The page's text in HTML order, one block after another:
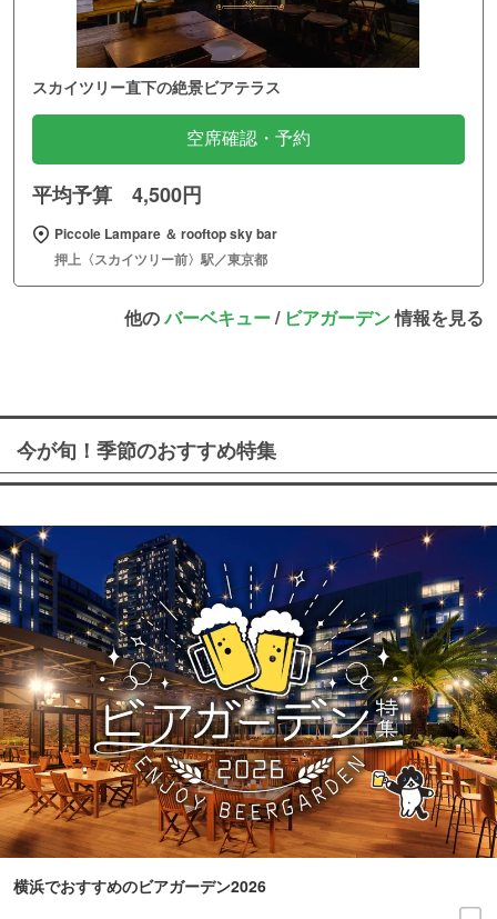
スカイツリー直下の絶景ビアテラス
空席確認・予約
平均予算 4,500円
Piccole Lampare ＆ rooftop sky bar
押上〈スカイツリー前〉駅／東京都
他のバーベキュー/ ビアガーデン情報を見る
今が旬！季節のおすすめ特集
横浜でおすすめのビアガーデン2026